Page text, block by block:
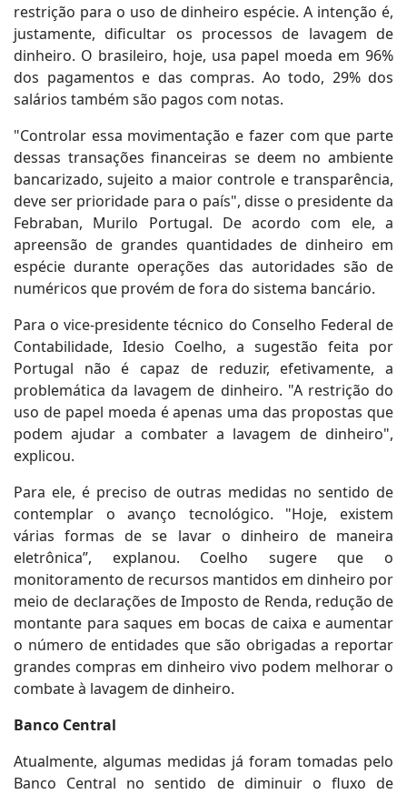
restrição para o uso de dinheiro espécie. A intenção é,
justamente, dificultar os processos de lavagem de
dinheiro. O brasileiro, hoje, usa papel moeda em 96%
dos pagamentos e das compras. Ao todo, 29% dos
salários também são pagos com notas.
"Controlar essa movimentação e fazer com que parte
dessas transações financeiras se deem no ambiente
bancarizado, sujeito a maior controle e transparência,
deve ser prioridade para o país", disse o presidente da
Febraban, Murilo Portugal. De acordo com ele, a
apreensão de grandes quantidades de dinheiro em
espécie durante operações das autoridades são de
numéricos que provém de fora do sistema bancário.
Para o vice-presidente técnico do Conselho Federal de
Contabilidade, Idesio Coelho, a sugestão feita por
Portugal não é capaz de reduzir, efetivamente, a
problemática da lavagem de dinheiro. "A restrição do
uso de papel moeda é apenas uma das propostas que
podem ajudar a combater a lavagem de dinheiro",
explicou.
Para ele, é preciso de outras medidas no sentido de
contemplar o avanço tecnológico. "Hoje, existem
várias formas de se lavar o dinheiro de maneira
eletrônica”, explanou. Coelho sugere que o
monitoramento de recursos mantidos em dinheiro por
meio de declarações de Imposto de Renda, redução de
montante para saques em bocas de caixa e aumentar
o número de entidades que são obrigadas a reportar
grandes compras em dinheiro vivo podem melhorar o
combate à lavagem de dinheiro.
Banco Central
Atualmente, algumas medidas já foram tomadas pelo
Banco Central no sentido de diminuir o fluxo de